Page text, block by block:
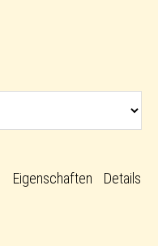
Eigenschaften Details